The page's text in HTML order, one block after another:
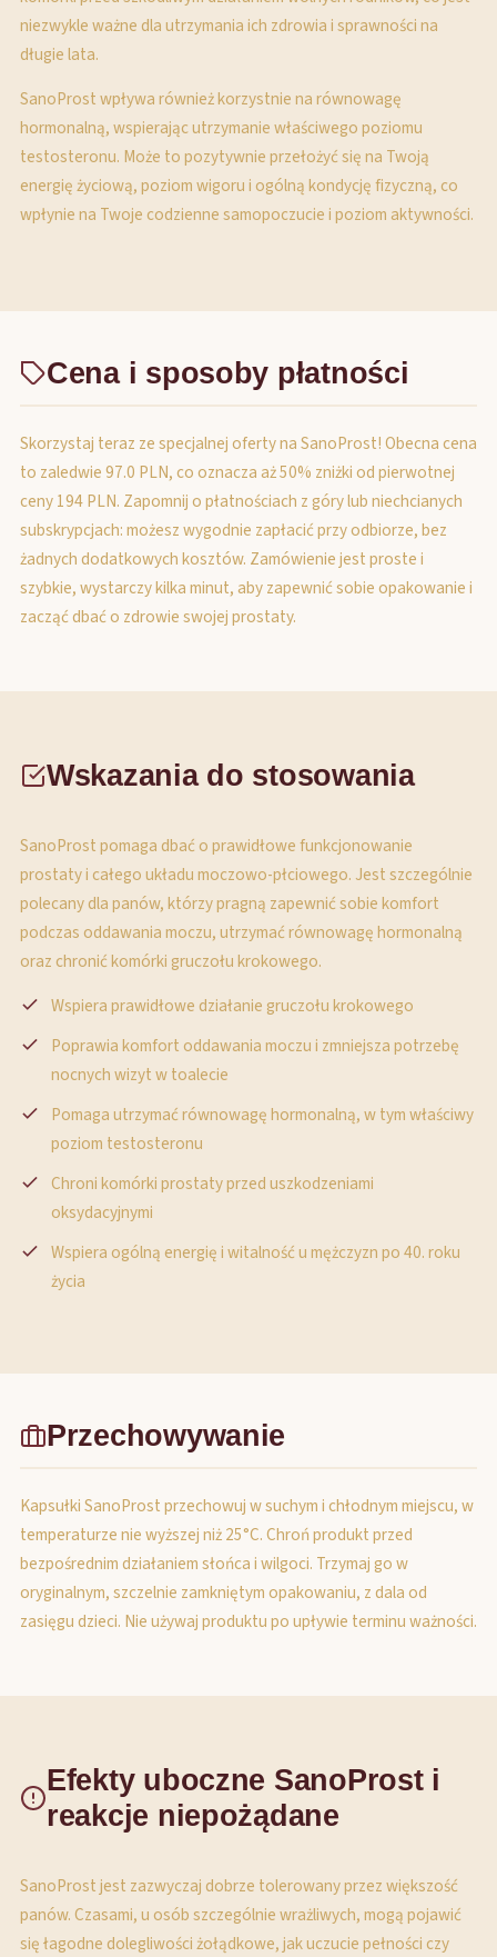
niezwykle ważne dla utrzymania ich zdrowia i sprawności na
długie lata.
SanoProst wpływa również korzystnie na równowagę
hormonalną, wspierając utrzymanie właściwego poziomu
testosteronu. Może to pozytywnie przełożyć się na Twoją
energię życiową, poziom wigoru i ogólną kondycję fizyczną, co
wpłynie na Twoje codzienne samopoczucie i poziom aktywności.
Cena i sposoby płatności
Skorzystaj teraz ze specjalnej oferty na SanoProst! Obecna cena
to zaledwie 97.0 PLN, co oznacza aż 50% zniżki od pierwotnej
ceny 194 PLN. Zapomnij o płatnościach z góry lub niechcianych
subskrypcjach: możesz wygodnie zapłacić przy odbiorze, bez
żadnych dodatkowych kosztów. Zamówienie jest proste i
szybkie, wystarczy kilka minut, aby zapewnić sobie opakowanie i
zacząć dbać o zdrowie swojej prostaty.
Wskazania do stosowania
SanoProst pomaga dbać o prawidłowe funkcjonowanie
prostaty i całego układu moczowo-płciowego. Jest szczególnie
polecany dla panów, którzy pragną zapewnić sobie komfort
podczas oddawania moczu, utrzymać równowagę hormonalną
oraz chronić komórki gruczołu krokowego.
Wspiera prawidłowe działanie gruczołu krokowego
Poprawia komfort oddawania moczu i zmniejsza potrzebę
nocnych wizyt w toalecie
Pomaga utrzymać równowagę hormonalną, w tym właściwy
poziom testosteronu
Chroni komórki prostaty przed uszkodzeniami
oksydacyjnymi
Wspiera ogólną energię i witalność u mężczyzn po 40. roku
życia
Przechowywanie
Kapsułki SanoProst przechowuj w suchym i chłodnym miejscu, w
temperaturze nie wyższej niż 25°C. Chroń produkt przed
bezpośrednim działaniem słońca i wilgoci. Trzymaj go w
oryginalnym, szczelnie zamkniętym opakowaniu, z dala od
zasięgu dzieci. Nie używaj produktu po upływie terminu ważności.
Efekty uboczne SanoProst i
reakcje niepożądane
SanoProst jest zazwyczaj dobrze tolerowany przez większość
panów. Czasami, u osób szczególnie wrażliwych, mogą pojawić
się łagodne dolegliwości żołądkowe, jak uczucie pełności czy